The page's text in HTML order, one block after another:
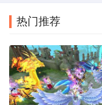
热门推荐